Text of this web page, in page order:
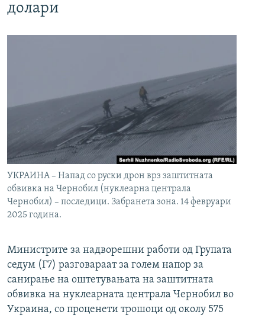
долари
УКРАИНА – Напад со руски дрон врз заштитната
обвивка на Чернобил (нуклеарна централа
Чернобил) – последици. Забранета зона. 14 февруари
2025 година.
Министрите за надворешни работи од Групата
седум (Г7) разговараат за голем напор за
санирање на оштетувањата на заштитната
обвивка на нуклеарната централа Чернобил во
Украина, со проценети трошоци од околу 575